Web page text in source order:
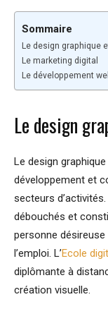
Sommaire
Le design graphique
Le marketing digital
Le développement
Le design
Le design
développement et
secteurs
débouchés et
personne
l’emploi. L’Ecole
diplômante à
création visuelle.